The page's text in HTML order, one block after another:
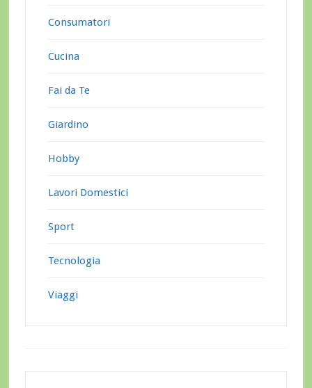
Consumatori
Cucina
Fai da Te
Giardino
Hobby
Lavori Domestici
Sport
Tecnologia
Viaggi